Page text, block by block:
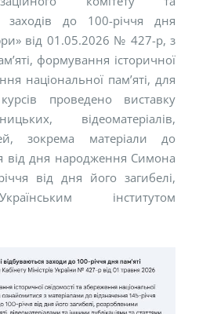
заходів до 100-річчя дня
від 01.05.2026 № 427-р, з
формування історичної
національної пам’яті, для
проведено виставку
відеоматеріалів,
зокрема матеріали до
від дня народження Симона
від дня його загибелі,
інститутом